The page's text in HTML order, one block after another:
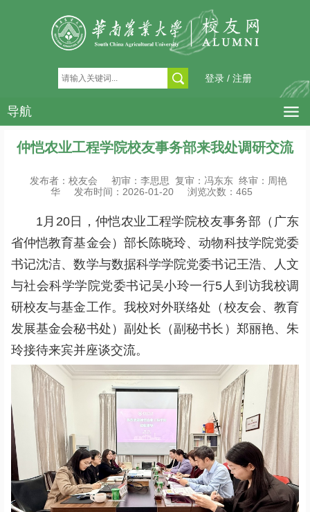
登录 / 注册
导航
仲恺农业工程学院校友事务部来我处调研交流
发布者：校友会
初审：李思思 复审：冯东东 终审：周艳
华
发布时间：2026-01-20 浏览次数： 465
1月20日，仲恺农业工程学院校友事务部（广东
省仲恺教育基金会）部长陈晓玲、动物科技学院党委
书记沈洁、数学与数据科学学院党委书记王浩、人文
与社会科学学院党委书记吴小玲一行5人到访我校调
研校友与基金工作。我校对外联络处（校友会、教育
发展基金会秘书处）副处长（副秘书长）郑丽艳、朱
玲接待来宾并座谈交流。